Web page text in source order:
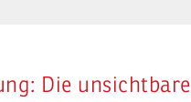
Die unsichtbare